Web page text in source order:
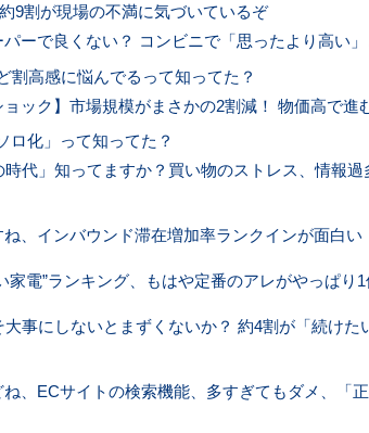
9割が現場の不満に気づいているぞ
ーで良くない？ コンビニで「思ったより高い」
割高感に悩んでるって知ってた？
ョック】市場規模がまさかの2割減！ 物価高で進
ロ化」って知ってた？
時代」知ってますか？買い物のストレス、情報過
、インバウンド滞在増加率ランクインが面白い
家電”ランキング、もはや定番のアレがやっぱり
事にしないとまずくないか？ 約4割が「続けた
ね、ECサイトの検索機能、多すぎてもダメ、「